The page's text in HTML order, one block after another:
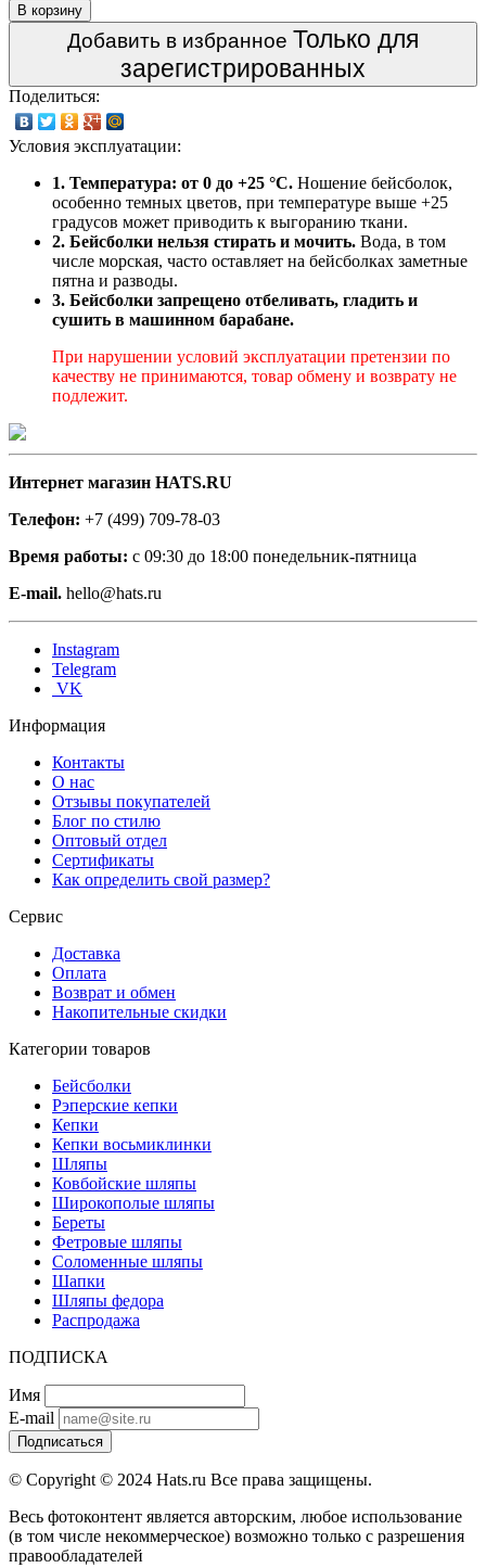
В корзину
Добавить в избранное Только для
зарегистрированных
Поделиться:
Условия эксплуатации:
1. Температура: от 0 до +25 °C. Ношение бейсболок,
особенно темных цветов, при температуре выше +25
градусов может приводить к выгоранию ткани.
2. Бейсболки нельзя стирать и мочить. Вода, в том
числе морская, часто оставляет на бейсболках заметные
пятна и разводы.
3. Бейсболки запрещено отбеливать, гладить и
сушить в машинном барабане.
При нарушении условий эксплуатации претензии по
качеству не принимаются, товар обмену и возврату не
подлежит.
Интернет магазин HATS.RU
Телефон: +7 (499) 709-78-03
Время работы: с 09:30 до 18:00 понедельник-пятница
E-mail. hello@hats.ru
Instagram
Telegram
VK
Информация
Контакты
О нас
Отзывы покупателей
Блог по стилю
Оптовый отдел
Сертификаты
Как определить свой размер?
Сервис
Доставка
Оплата
Возврат и обмен
Накопительные скидки
Категории товаров
Бейсболки
Рэперские кепки
Кепки
Кепки восьмиклинки
Шляпы
Ковбойские шляпы
Широкополые шляпы
Береты
Фетровые шляпы
Соломенные шляпы
Шапки
Шляпы федора
Распродажа
ПОДПИСКА
Имя
E-mail
Подписаться
© Copyright © 2024 Hats.ru Все права защищены.
Весь фотоконтент является авторским, любое использование
(в том числе некоммерческое) возможно только с разрешения
правообладателей